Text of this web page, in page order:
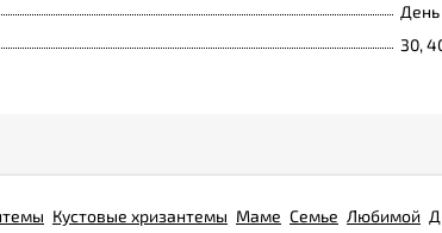
30,
Кустовые хризантемы Маме Семье Любимой